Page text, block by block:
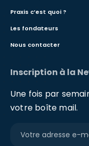
Praxis c’est quoi ?
Les fondateurs
Nous contacter
Inscription à la
Une fois par
votre boîte mail.